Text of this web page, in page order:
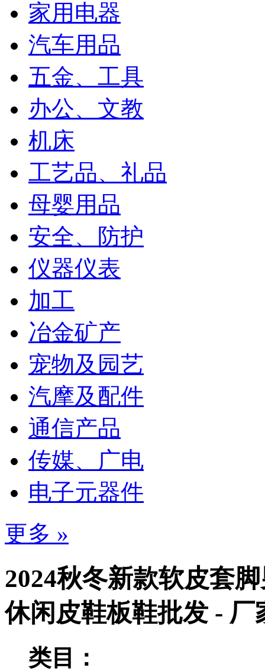
家用电器
汽车用品
五金、工具
办公、文教
机床
工艺品、礼品
母婴用品
安全、防护
仪器仪表
加工
冶金矿产
宠物及园艺
汽摩及配件
通信产品
传媒、广电
电子元器件
更多 »
2024秋冬新款软皮套
休闲皮鞋板鞋批发 - 厂
类目：